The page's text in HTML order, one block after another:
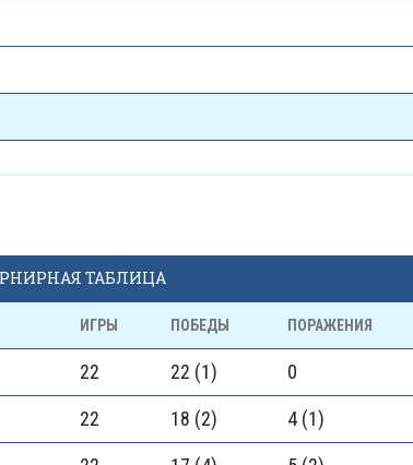
ТАБЛИЦА
ИГРЫ ПОБЕДЫ ПОРАЖЕНИЯ
22 22 (1) 0
22 18 (2) 4 (1)